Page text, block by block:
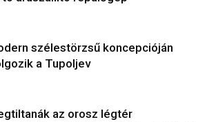
szélestörzsű koncepcióján
a Tupoljev
az orosz légtér